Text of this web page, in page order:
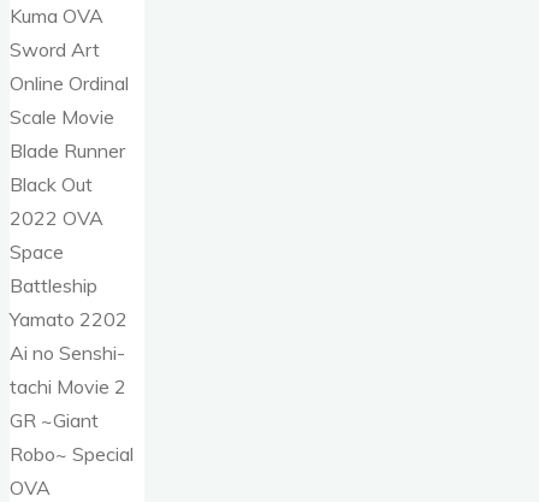
Kuma OVA
Sword Art
Online Ordinal
Scale Movie
Blade Runner
Black Out
2022 OVA
Space
Battleship
Yamato 2202
Ai no Senshi-
tachi Movie 2
GR ~Giant
Robo~ Special
OVA